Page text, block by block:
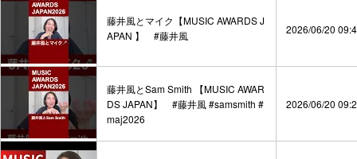
藤井風とマイク【MUSIC AWARDS J
APAN 】 #藤井風
2026/06/20
藤井風とSam Smith 【MUSIC AWAR
DS JAPAN】 #藤井風 #samsmith #
maj2026
2026/06/20